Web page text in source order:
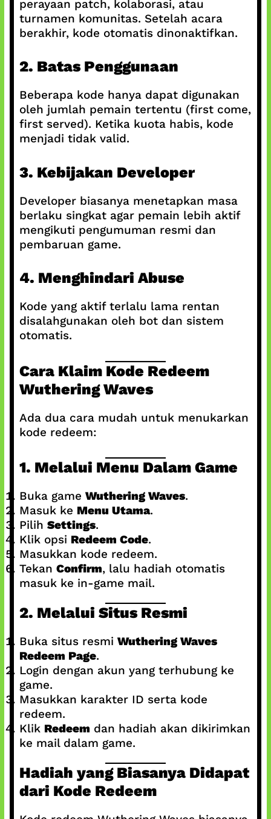
perayaan patch, kolaborasi, atau
turnamen komunitas. Setelah acara
berakhir, kode otomatis dinonaktifkan.
2. Batas Penggunaan
Beberapa kode hanya dapat digunakan
oleh jumlah pemain tertentu (first come,
first served). Ketika kuota habis, kode
menjadi tidak valid.
3. Kebijakan Developer
Developer biasanya menetapkan masa
berlaku singkat agar pemain lebih aktif
mengikuti pengumuman resmi dan
pembaruan game.
4. Menghindari Abuse
Kode yang aktif terlalu lama rentan
disalahgunakan oleh bot dan sistem
otomatis.
Cara Klaim Kode Redeem
Wuthering Waves
Ada dua cara mudah untuk menukarkan
kode redeem:
1. Melalui Menu Dalam Game
Buka game Wuthering Waves.
Masuk ke Menu Utama.
Pilih Settings.
Klik opsi Redeem Code.
Masukkan kode redeem.
Tekan Confirm, lalu hadiah otomatis
masuk ke in-game mail.
2. Melalui Situs Resmi
Buka situs resmi Wuthering Waves
Redeem Page.
Login dengan akun yang terhubung ke
game.
Masukkan karakter ID serta kode
redeem.
Klik Redeem dan hadiah akan dikirimkan
ke mail dalam game.
Hadiah yang Biasanya Didapat
dari Kode Redeem